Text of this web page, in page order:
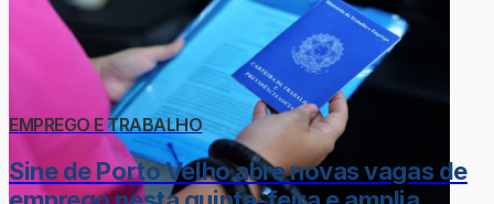
EMPREGO E TRABALHO
Sine de Porto Velho abre novas vagas de